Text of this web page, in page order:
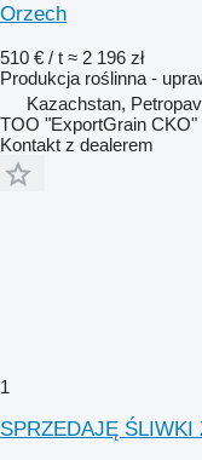
Orzech
510 € / t ≈ 2 196 zł
Produkcja roślinna -
Kazachstan,
TOO "ExportGrain CKO"
Kontakt z dealerem
1
SPRZEDAJĘ ŚLIWKI